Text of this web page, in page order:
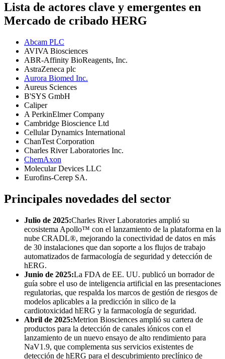
Lista de actores clave y emergentes en
Mercado de cribado HERG
Abcam PLC
AVIVA Biosciences
ABR-Affinity BioReagents, Inc.
AstraZeneca plc
Aurora Biomed Inc.
Aureus Sciences
B'SYS GmbH
Caliper
A PerkinElmer Company
Cambridge Bioscience Ltd
Cellular Dynamics International
ChanTest Corporation
Charles River Laboratories Inc.
ChemAxon
Molecular Devices LLC
Eurofins-Cerep SA.
Principales novedades del sector
Julio de 2025:Charles River Laboratories amplió su
ecosistema Apollo™ con el lanzamiento de la plataforma en la
nube CRADL®, mejorando la conectividad de datos en más
de 30 instalaciones que dan soporte a los flujos de trabajo
automatizados de farmacología de seguridad y detección de
hERG.
Junio ​​de 2025:La FDA de EE. UU. publicó un borrador de
guía sobre el uso de inteligencia artificial en las presentaciones
regulatorias, que respalda los marcos de gestión de riesgos de
modelos aplicables a la predicción in silico de la
cardiotoxicidad hERG y la farmacología de seguridad.
Abril de 2025:Metrion Biosciences amplió su cartera de
productos para la detección de canales iónicos con el
lanzamiento de un nuevo ensayo de alto rendimiento para
NaV1.9, que complementa sus servicios existentes de
detección de hERG para el descubrimiento preclínico de